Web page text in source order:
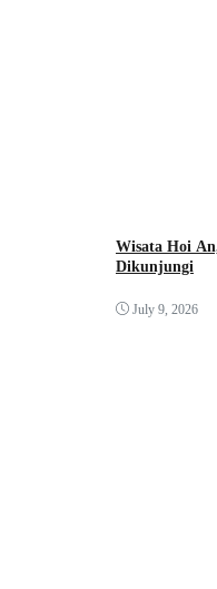
Wisata Hoi
Dikunjungi
July 9, 2026